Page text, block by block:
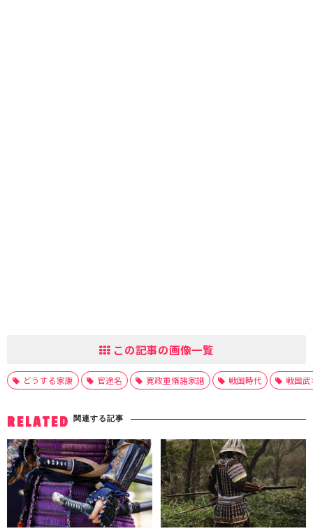
この記事の画像一覧
どうする家康 官途名 寛政重脩諸家譜 戦国時代 戦国武
RELATED 関連する記事